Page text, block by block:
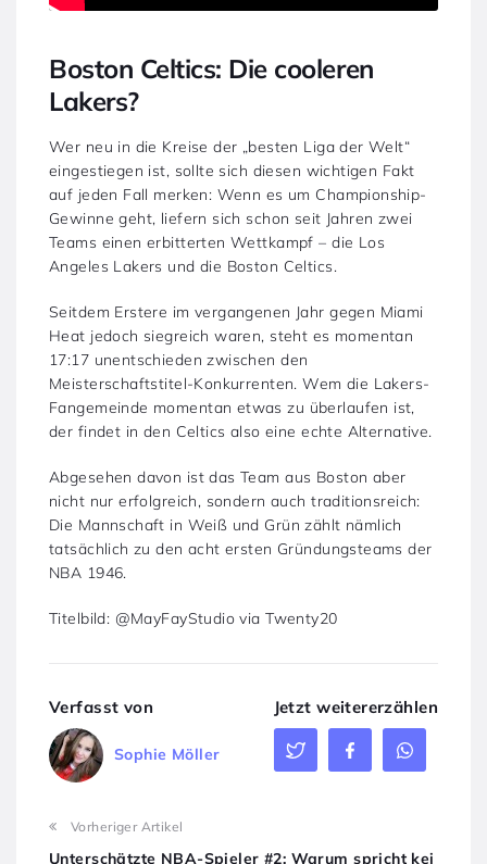
Boston Celtics: Die cooleren
Lakers?
Wer neu in die Kreise der „besten Liga der Welt“
eingestiegen ist, sollte sich diesen wichtigen Fakt
auf jeden Fall merken: Wenn es um Championship-
Gewinne geht, liefern sich schon seit Jahren zwei
Teams einen erbitterten Wettkampf – die Los
Angeles Lakers und die Boston Celtics.
Seitdem Erstere im vergangenen Jahr gegen Miami
Heat jedoch siegreich waren, steht es momentan
17:17 unentschieden zwischen den
Meisterschaftstitel-Konkurrenten. Wem die Lakers-
Fangemeinde momentan etwas zu überlaufen ist,
der findet in den Celtics also eine echte Alternative.
Abgesehen davon ist das Team aus Boston aber
nicht nur erfolgreich, sondern auch traditionsreich:
Die Mannschaft in Weiß und Grün zählt nämlich
tatsächlich zu den acht ersten Gründungsteams der
NBA 1946.
Titelbild: @MayFayStudio via Twenty20
Verfasst von
Sophie Möller
Jetzt weitererzählen
Vorheriger Artikel
Unterschätzte NBA-Spieler #2: Warum spricht kei